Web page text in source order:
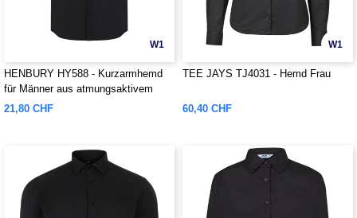
W1
HENBURY HY588 - Kurzarmhemd
für Männer aus atmungsaktivem
Gewebe
21,80 CHF
W1
TEE JAYS TJ4031 - Hemd Frau
60,40 CHF